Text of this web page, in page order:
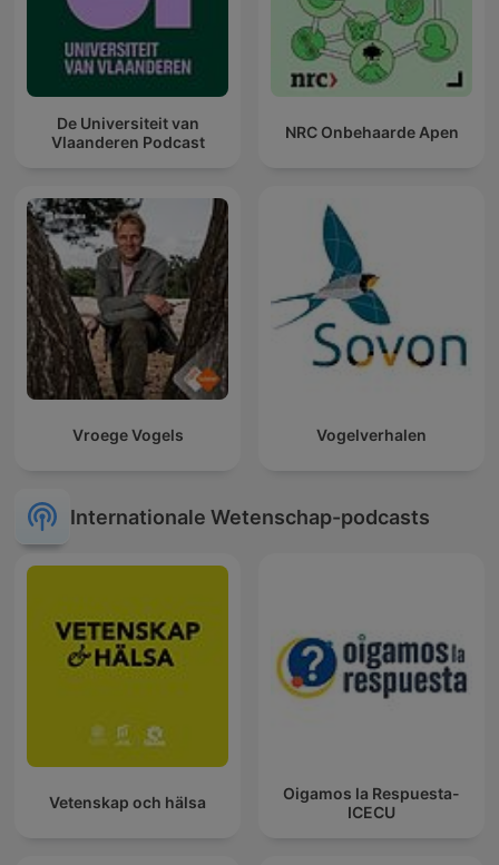
De Universiteit van
Vlaanderen Podcast
NRC Onbehaarde Apen
Vroege Vogels Vogelverhalen
Internationale Wetenschap-podcasts
Vetenskap och hälsa
Oigamos la Respuesta-
ICECU